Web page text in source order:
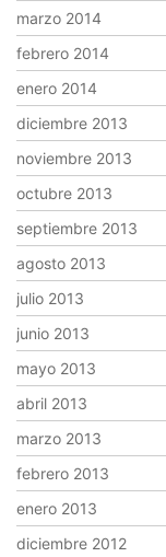
marzo 2014
febrero 2014
enero 2014
diciembre 2013
noviembre 2013
octubre 2013
septiembre 2013
agosto 2013
julio 2013
junio 2013
mayo 2013
abril 2013
marzo 2013
febrero 2013
enero 2013
diciembre 2012